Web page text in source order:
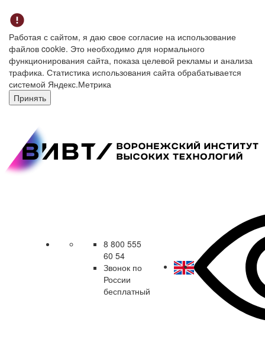
Работая с сайтом, я даю свое согласие на использование
файлов cookie. Это необходимо для нормального
функционирования сайта, показа целевой рекламы и анализа
трафика. Статистика использования сайта обрабатывается
системой Яндекс.Метрика
Принять
8 800 555
60 54
Звонок по
России
бесплатный